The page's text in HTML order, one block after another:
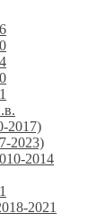
2017)
2023)
2014
2021